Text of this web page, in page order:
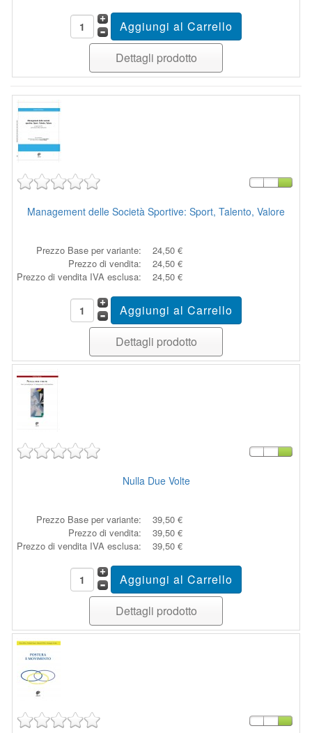
Dettagli prodotto
Management delle Società Sportive: Sport, Talento, Valore
Prezzo Base per variante:
24,50 €
Prezzo di vendita:
24,50 €
Prezzo di vendita IVA esclusa:
24,50 €
Dettagli prodotto
Nulla Due Volte
Prezzo Base per variante:
39,50 €
Prezzo di vendita:
39,50 €
Prezzo di vendita IVA esclusa:
39,50 €
Dettagli prodotto